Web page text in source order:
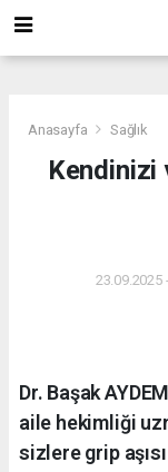
Anasayfa Sağlık
Kendinizi
23.09.2025
Dr. Başak
aile hekimliği
sizlere grip